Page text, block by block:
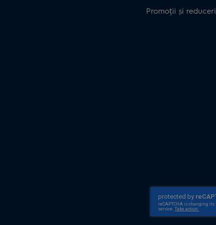
Promoții și reduceri